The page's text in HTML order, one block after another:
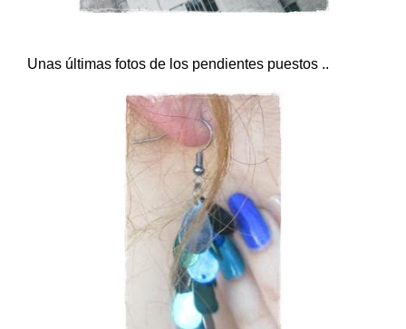
Unas últimas fotos de los pendientes puestos ..